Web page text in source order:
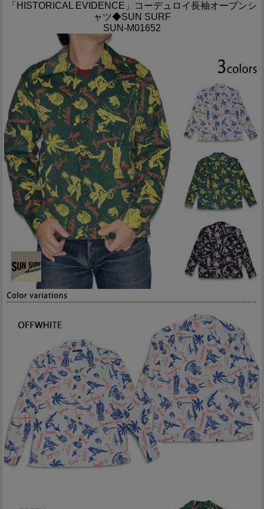
「HISTORICAL EVIDENCE」コーデュロイ長袖オープンシ
ャツ◆SUN SURF
SUN-M01652